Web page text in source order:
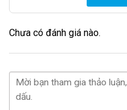
Chưa có đánh giá nào.